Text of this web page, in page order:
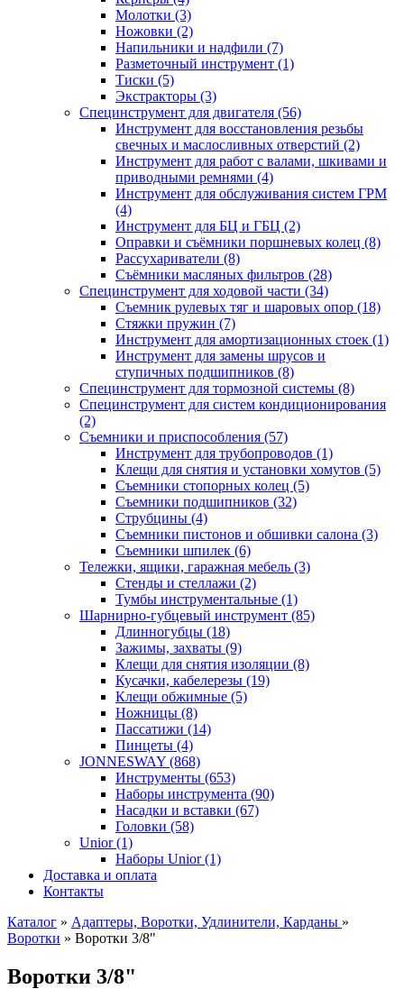
Молотки (3)
Ножовки (2)
Напильники и надфили (7)
Разметочный инструмент (1)
Тиски (5)
Экстракторы (3)
Специнструмент для двигателя (56)
Инструмент для восстановления резьбы
свечных и маслосливных отверстий (2)
Инструмент для работ с валами, шкивами и
приводными ремнями (4)
Инструмент для обслуживания систем ГРМ
(4)
Инструмент для БЦ и ГБЦ (2)
Оправки и съёмники поршневых колец (8)
Рассухариватели (8)
Съёмники масляных фильтров (28)
Специнструмент для ходовой части (34)
Съемник рулевых тяг и шаровых опор (18)
Стяжки пружин (7)
Инструмент для амортизационных стоек (1)
Инструмент для замены шрусов и
ступичных подшипников (8)
Специнструмент для тормозной системы (8)
Специнструмент для систем кондиционирования
(2)
Съемники и приспособления (57)
Инструмент для трубопроводов (1)
Клещи для снятия и установки хомутов (5)
Съемники стопорных колец (5)
Съемники подшипников (32)
Струбцины (4)
Съемники пистонов и обшивки салона (3)
Съемники шпилек (6)
Тележки, ящики, гаражная мебель (3)
Cтенды и стеллажи (2)
Тумбы инструментальные (1)
Шарнирно-губцевый инструмент (85)
Длинногубцы (18)
Зажимы, захваты (9)
Клещи для снятия изоляции (8)
Кусачки, кабелерезы (19)
Клещи обжимные (5)
Ножницы (8)
Пассатижи (14)
Пинцеты (4)
JONNESWAY (868)
Инструменты (653)
Наборы инструмента (90)
Насадки и вставки (67)
Головки (58)
Unior (1)
Наборы Unior (1)
Доставка и оплата
Контакты
Каталог » Адаптеры, Воротки, Удлинители, Карданы »
Воротки » Воротки 3/8"
Воротки 3/8"